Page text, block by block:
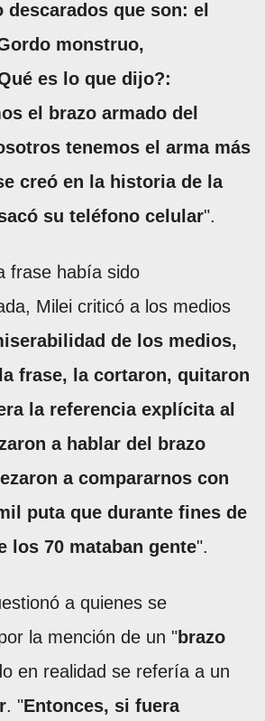
descarados que son: el
monstruo,
es lo que dijo?:
el brazo armado del
tenemos el arma más
creó en la historia de la
su teléfono celular".
frase había sido
Milei criticó a los medios
de los medios,
frase, la cortaron, quitaron
la referencia explícita al
a hablar del brazo
a compararnos con
puta que durante fines de
los 70 mataban gente".
a quienes se
la mención de un "brazo
en realidad se refería a un
. "Entonces, si fuera